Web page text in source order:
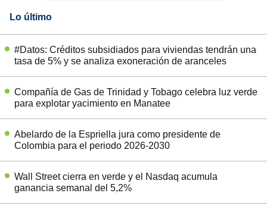
Lo último
#Datos: Créditos subsidiados para viviendas tendrán una
tasa de 5% y se analiza exoneración de aranceles
Compañía de Gas de Trinidad y Tobago celebra luz verde
para explotar yacimiento en Manatee
Abelardo de la Espriella jura como presidente de
Colombia para el periodo 2026-2030
Wall Street cierra en verde y el Nasdaq acumula
ganancia semanal del 5,2%